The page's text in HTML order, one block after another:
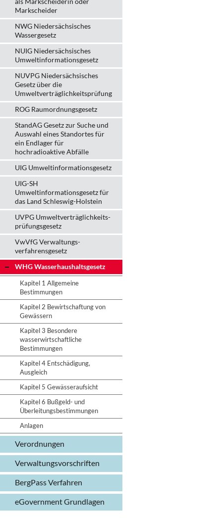
Markscheider
NWG Niedersächsisches
Wassergesetz
NUIG Niedersächsisches
Umweltinformationsgesetz
NUVPG Niedersächsisches
Gesetz über die
Umweltverträglichkeitsprüfung
ROG Raumordnungsgesetz
StandAG Gesetz zur Suche und
Auswahl eines Standortes für
ein Endlager für
hochradioaktive Abfälle
UIG Umweltinformationsgesetz
UIG-SH
Umweltinformationsgesetz für
das Land Schleswig-Holstein
UVPG Umweltverträglich­keits­
prüfungs­gesetz
VwVfG Verwaltungs­
verfahrens­gesetz
WHG Wasserhaushalts­gesetz
Kapitel 1 Allgemeine
Bestimmungen
Kapitel 2 Bewirtschaftung von
Gewässern
Kapitel 3 Besondere
wasserwirtschaftliche
Bestimmungen
Kapitel 4 Entschädigung,
Ausgleich
Kapitel 5 Gewässeraufsicht
Kapitel 6 Bußgeld- und
Überleitungsbestimmungen
Anlagen
Verordnungen
Verwaltungs­vorschriften
BergPass Verfahren
eGovernment Grundlagen